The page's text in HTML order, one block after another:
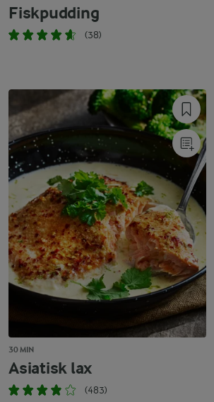
Fiskpudding
(38)
30 MIN
Asiatisk lax
(483)